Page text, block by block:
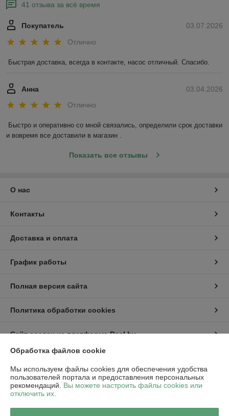
41 отзыва за всё время
03.07.2026
Покупатель
Отлично
Быстрая доставка, всегда в контакте, насос отличный. Спасибо.
03.04.2026
Анна
Отлично
Быстро и оперативно со мной связались, определили срок доставки
и вовремя все доставили в магазин .
Показать все отзывы
О нас
Контакты
Доставка и оплата
График работы
Полная версия сайта
Политика обработки cookies
Сайт создан на платформе Deal.by
Информация для покупателя
Юридическое лицо:ООО "Пампбай"
220018, г. Минск, ул. Максима Горецкого, д. 14, пом. 503, каб. 1-8
Регистрационный номер ЕГР: 192849128
Обработка файлов cookie
Мы используем файлы cookies для обеспечения удобства
пользователей портала и предоставления персональных
рекомендаций. Вы можете настроить файлы cookies или
отключить их.